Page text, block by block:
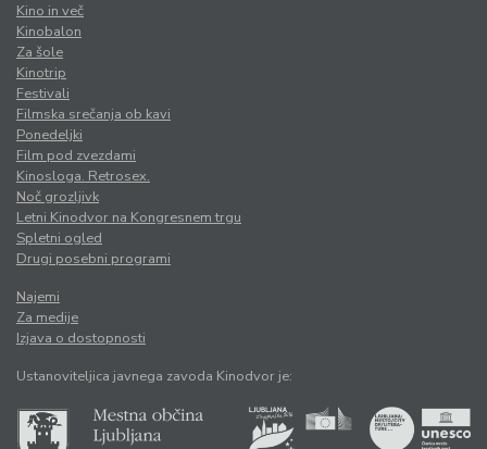
Kino in več
Kinobalon
Za šole
Kinotrip
Festivali
Filmska srečanja ob kavi
Ponedeljki
Film pod zvezdami
Kinosloga. Retrosex.
Noč grozljivk
Letni Kinodvor na Kongresnem trgu
Spletni ogled
Drugi posebni programi
Najemi
Za medije
Izjava o dostopnosti
Ustanoviteljica javnega zavoda Kinodvor je: